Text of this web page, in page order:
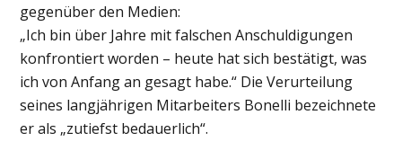
gegenüber den Medien:
„Ich bin über Jahre mit falschen Anschuldigungen
konfrontiert worden – heute hat sich bestätigt, was
ich von Anfang an gesagt habe.“ Die Verurteilung
seines langjährigen Mitarbeiters Bonelli bezeichnete
er als „zutiefst bedauerlich“.